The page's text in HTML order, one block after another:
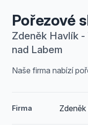
Pořezové
Zdeněk Havlík -
nad Labem
Naše firma nabízí
Firma